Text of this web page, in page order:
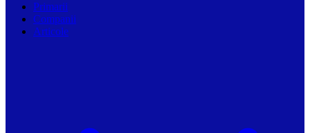
Primarii
Companii
Articole